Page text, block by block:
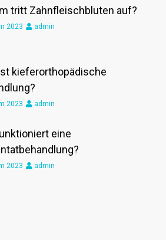
tritt Zahnfleischbluten auf?
2023 admin
kieferorthopädische
2023 admin
eine
2023 admin